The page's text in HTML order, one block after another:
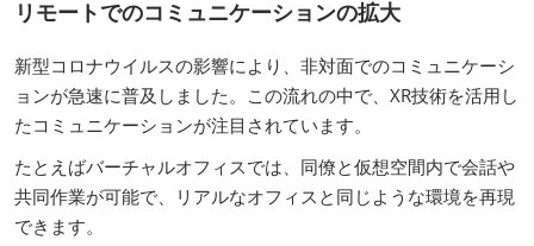
リモートでのコミュニケーションの拡大
新型コロナウイルスの影響により、非対面でのコミュニケーシ
ョンが急速に普及しました。この流れの中で、XR技術を活用し
たコミュニケーションが注目されています。
たとえばバーチャルオフィスでは、同僚と仮想空間内で会話や
共同作業が可能で、リアルなオフィスと同じような環境を再現
できます。